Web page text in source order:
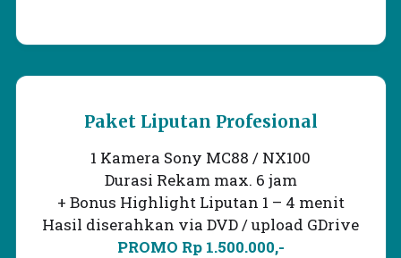
Paket Liputan Profesional
1 Kamera Sony MC88 / NX100
Durasi Rekam max. 6 jam
+ Bonus Highlight Liputan 1 – 4 menit
Hasil diserahkan via DVD / upload GDrive
PROMO Rp 1.500.000,-